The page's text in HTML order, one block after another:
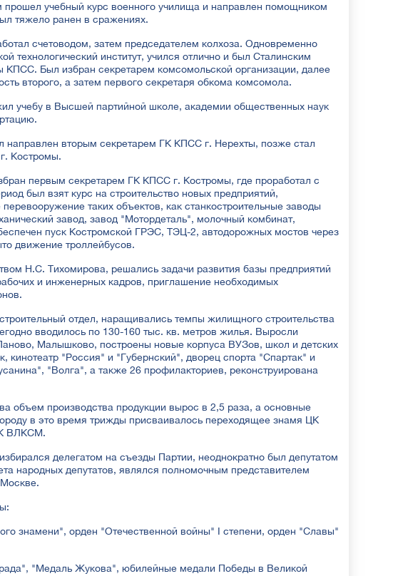
прошел учебный курс военного училища и направлен помощником
тяжело ранен в сражениях.
счетоводом, затем председателем колхоза. Одновременно
технологический институт, учился отлично и был Сталинским
КПСС. Был избран секретарем комсомольской организации, далее
второго, а затем первого секретаря обкома комсомола.
учебу в Высшей партийной школе, академии общественных наук
направлен вторым секретарем ГК КПСС г. Нерехты, позже стал
Костромы.
первым секретарем ГК КПСС г. Костромы, где проработал с
был взят курс на строительство новых предприятий,
таких объектов, как станкостроительные заводы
завод, завод "Мотордеталь", молочный комбинат,
пуск Костромской ГРЭС, ТЭЦ-2, автодорожных мостов через
движение троллейбусов.
Н.С. Тихомирова, решались задачи развития базы предприятий
и инженерных кадров, приглашение необходимых
отдел, наращивались темпы жилищного строительства
вводилось по 130-160 тыс. кв. метров жилья. Выросли
Малышково, построены новые корпуса ВУЗов, школ и детских
кинотеатр "Россия" и "Губернский", дворец спорта "Спартак" и
"Волга", а также 26 профилакториев, реконструирована
объем производства продукции вырос в 2,5 раза, а основные
в это время трижды присваивалось переходящее знамя ЦК
ВЛКСМ.
делегатом на съезды Партии, неоднократно был депутатом
народных депутатов, являлся полномочным представителем
знамени", орден "Отечественной войны" I степени, орден "Славы"
"Медаль Жукова", юбилейные медали Победы в Великой